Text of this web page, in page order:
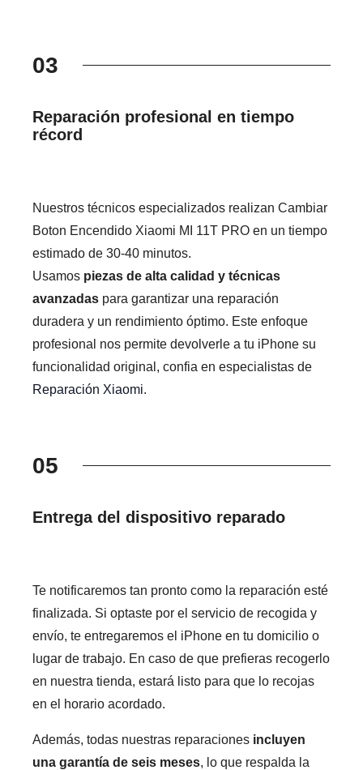
03
Reparación profesional en tiempo
récord
Nuestros técnicos especializados realizan Cambiar
Boton Encendido Xiaomi MI 11T PRO en un tiempo
estimado de 30-40 minutos.
Usamos piezas de alta calidad y técnicas
avanzadas para garantizar una reparación
duradera y un rendimiento óptimo. Este enfoque
profesional nos permite devolverle a tu iPhone su
funcionalidad original, confia en especialistas de
Reparación Xiaomi.
05
Entrega del dispositivo reparado
Te notificaremos tan pronto como la reparación esté
finalizada. Si optaste por el servicio de recogida y
envío, te entregaremos el iPhone en tu domicilio o
lugar de trabajo. En caso de que prefieras recogerlo
en nuestra tienda, estará listo para que lo recojas
en el horario acordado.
Además, todas nuestras reparaciones incluyen
una garantía de seis meses, lo que respalda la